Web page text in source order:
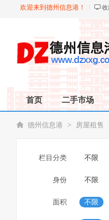
欢迎来到德州信息港！
首页 二手市场
德州信息港 > 房屋租售
栏目分类 不限
身份 不限
面积 不限